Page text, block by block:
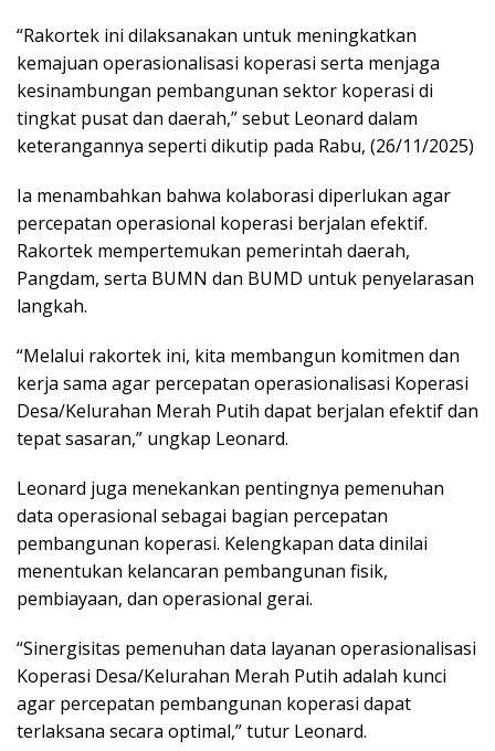
“Rakortek ini dilaksanakan untuk meningkatkan
kemajuan operasionalisasi koperasi serta menjaga
kesinambungan pembangunan sektor koperasi di
tingkat pusat dan daerah,” sebut Leonard dalam
keterangannya seperti dikutip pada Rabu, (26/11/2025)
Ia menambahkan bahwa kolaborasi diperlukan agar
percepatan operasional koperasi berjalan efektif.
Rakortek mempertemukan pemerintah daerah,
Pangdam, serta BUMN dan BUMD untuk penyelarasan
langkah.
“Melalui rakortek ini, kita membangun komitmen dan
kerja sama agar percepatan operasionalisasi Koperasi
Desa/Kelurahan Merah Putih dapat berjalan efektif dan
tepat sasaran,” ungkap Leonard.
Leonard juga menekankan pentingnya pemenuhan
data operasional sebagai bagian percepatan
pembangunan koperasi. Kelengkapan data dinilai
menentukan kelancaran pembangunan fisik,
pembiayaan, dan operasional gerai.
“Sinergisitas pemenuhan data layanan operasionalisasi
Koperasi Desa/Kelurahan Merah Putih adalah kunci
agar percepatan pembangunan koperasi dapat
terlaksana secara optimal,” tutur Leonard.